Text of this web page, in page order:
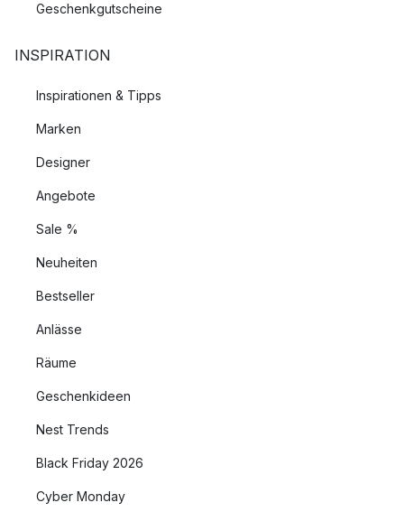
Geschenkgutscheine
INSPIRATION
Inspirationen & Tipps
Marken
Designer
Angebote
Sale %
Neuheiten
Bestseller
Anlässe
Räume
Geschenkideen
Nest Trends
Black Friday 2026
Cyber Monday